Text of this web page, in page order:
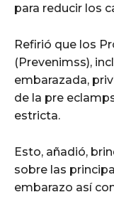
para reducir los
Refirió que los
(Prevenimss),
embarazada,
de la pre
estricta.
Esto, añadió,
sobre las
embarazo así